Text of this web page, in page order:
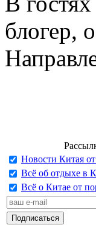
блогер,
Новости Китая
Всё об отдыхе в
Всё о Китае от